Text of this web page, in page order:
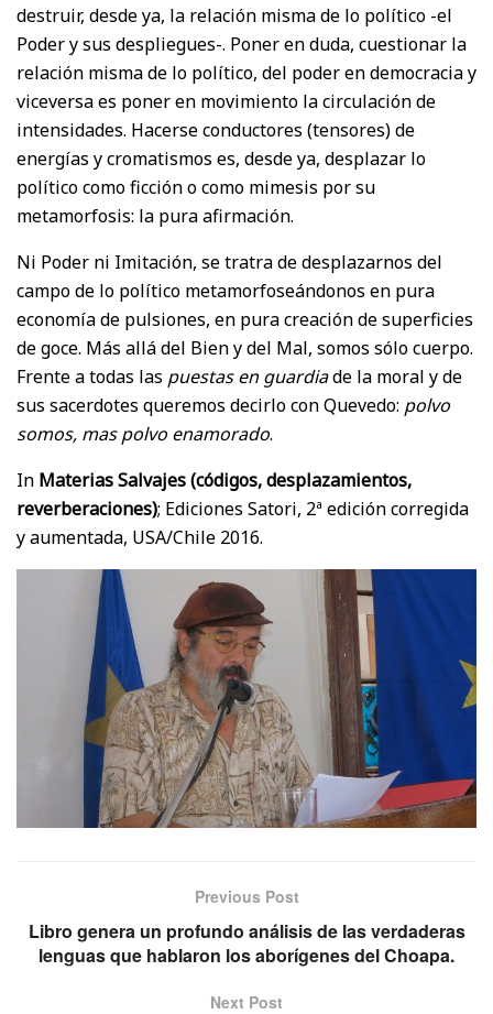
destruir, desde ya, la relación misma de lo político -el
Poder y sus despliegues-. Poner en duda, cuestionar la
relación misma de lo político, del poder en democracia y
viceversa es poner en movimiento la circulación de
intensidades. Hacerse conductores (tensores) de
energías y cromatismos es, desde ya, desplazar lo
político como ficción o como mimesis por su
metamorfosis: la pura afirmación.
Ni Poder ni Imitación, se tratra de desplazarnos del
campo de lo político metamorfoseándonos en pura
economía de pulsiones, en pura creación de superficies
de goce. Más allá del Bien y del Mal, somos sólo cuerpo.
Frente a todas las puestas en guardiade la moral y de
sus sacerdotes queremos decirlo con Quevedo: polvo
somos, mas polvo enamorado.
In Materias Salvajes (códigos, desplazamientos,
reverberaciones); Ediciones Satori, 2ª edición corregida
y aumentada, USA/Chile 2016.
Previous Post
Libro genera un profundo análisis de las verdaderas
lenguas que hablaron los aborígenes del Choapa.
Next Post